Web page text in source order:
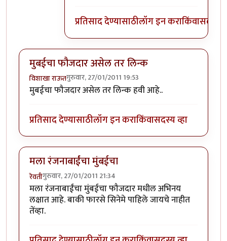
प्रतिसाद देण्यासाठीलॉग इन कराकिंवासदस्य
मुबईचा फौजदार असेल तर लिन्क
विशाखा राऊतगुरुवार, 27/01/2011 19:53
मुबईचा फौजदार असेल तर लिन्क हवी आहे..
प्रतिसाद देण्यासाठीलॉग इन कराकिंवासदस्य व्हा
मला रंजनाबाईंचा मुंबईचा
रेवतीगुरुवार, 27/01/2011 21:34
मला रंजनाबाईंचा मुंबईचा फौजदार मधील अभिनय
लक्षात आहे. बाकी फारसे सिनेमे पाहिले जायचे नाहीत
तेंव्हा.